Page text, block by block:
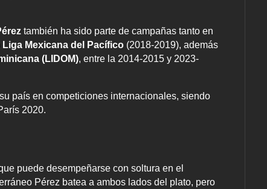
también ha sido parte de campañas tanto en
Liga Mexicana del Pacífico (2018-2019), además
(LIDOM), entre la 2014-2015 y 2023-
país en competiciones internacionales, siendo
2020.
puede desempeñarse con soltura en el
Pérez batea a ambos lados del plato, pero